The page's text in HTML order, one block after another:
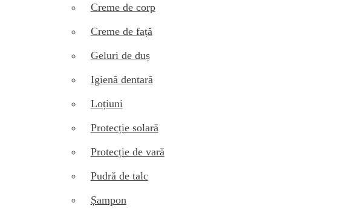
Creme de corp
Creme de față
Geluri de duș
Igienă dentară
Loțiuni
Protecție solară
Protecție de vară
Pudră de talc
Șampon